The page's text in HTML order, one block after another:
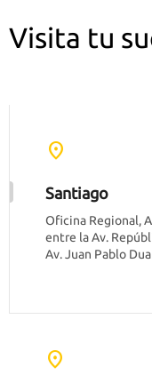
Visita tu
location_on
Santiago
Oficina Regional,
entre la Av.
Av. Juan Pablo
location_on